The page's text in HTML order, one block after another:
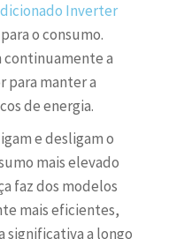
Inverter
o consumo.
a
para manter a
de energia.
e desligam o
mais elevado
faz dos modelos
mais eficientes,
significativa a longo